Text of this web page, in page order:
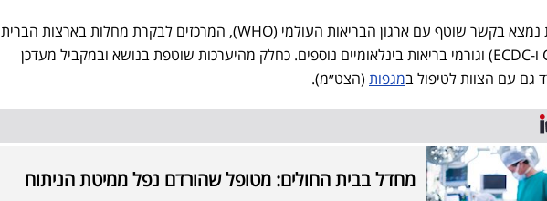
משרד הבריאות נמצא בקשר שוטף עם ארגון הבריאות העולמי (WHO), המרכזים לבקרת מחלות בארצות הברית
ובאירופה (CDC ו-ECDC) וגורמי בריאות בינלאומיים נוספים. כחלק מהיערכות שוטפת בנושא ובמקביל מעדכן
גם עם הצוות לטיפול במגפות (הצט״מ).
מחדל בבית החולים: מטופל שהורדם נפל ממיטת הניתוח